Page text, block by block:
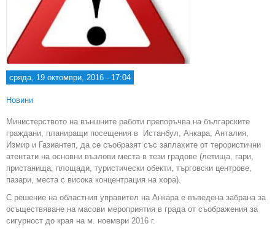
сряда, 19 октомври, 2016 - 17:04
Новини
Министерството на външните работи препоръчва на българските
граждани, планиращи посещения в Истанбул, Анкара, Анталия,
Измир и Газиантеп, да се съобразят със заплахите от терористични
атентати на основни възлови места в тези градове (летища, гари,
пристанища, площади, туристически обекти, търговски центрове,
пазари, места с висока концентрация на хора).
С решение на областния управител на Анкара е въведена забрана за
осъществяване на масови мероприятия в града от съображения за
сигурност до края на м. ноември 2016 г.